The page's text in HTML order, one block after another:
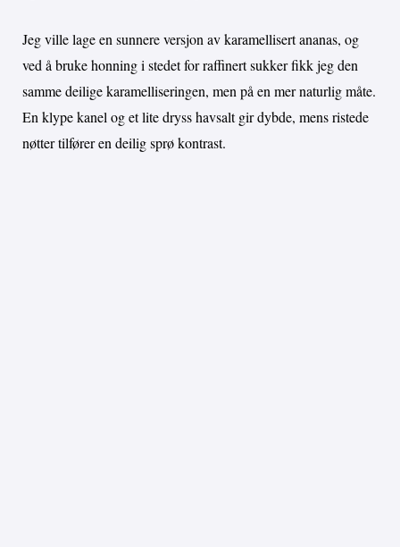
Jeg ville lage en sunnere versjon av karamellisert ananas, og
ved å bruke honning i stedet for raffinert sukker fikk jeg den
samme deilige karamelliseringen, men på en mer naturlig måte.
En klype kanel og et lite dryss havsalt gir dybde, mens ristede
nøtter tilfører en deilig sprø kontrast.